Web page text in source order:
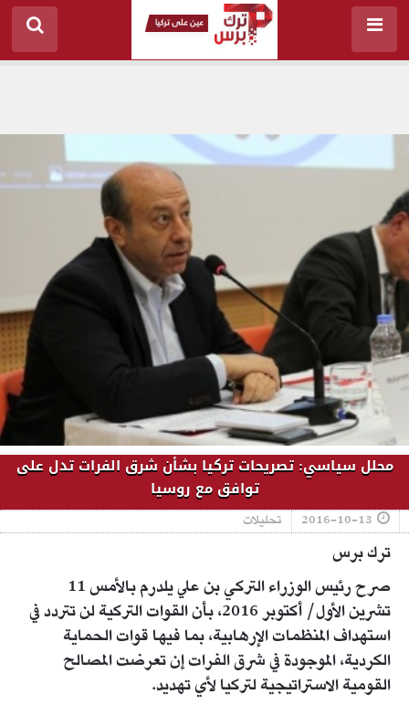
محلل سياسي: تصريحات تركيا بشأن شرق الفرات تدل على
توافق مع روسيا
2016-10-13 تحليلات
ترك برس
صرح رئيس الوزراء التركي بن علي يلدرم بالأمس 11
تشرين الأول/ أكتوبر 2016، بأن القوات التركية لن تتردد في
استهداف المنظمات الإرهابية، بما فيها قوات الحماية
الكردية، الموجودة في شرق الفرات إن تعرضت المصالح
القومية الاستراتيجية لتركيا لأي تهديد.